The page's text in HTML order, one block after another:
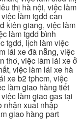
thị hà nội, việc làm
làm tgdd cần
kiên giang, việc làm
làm tgdd bình
tgdd, lịch làm việc
lái xe đà nẵng, việc
thơ, việc làm lái xe ở
việc làm lái xe hà
xe b2 tphcm, việc
làm giao hàng tiết
làm giao gas tại
nhận xuất nhập
giao hàng part